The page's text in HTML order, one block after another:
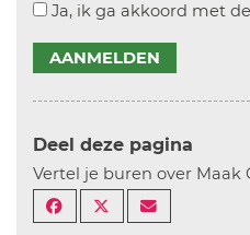
Ja, ik ga akkoord met
AANMELDEN
Deel deze pagina
Vertel je buren over Maak